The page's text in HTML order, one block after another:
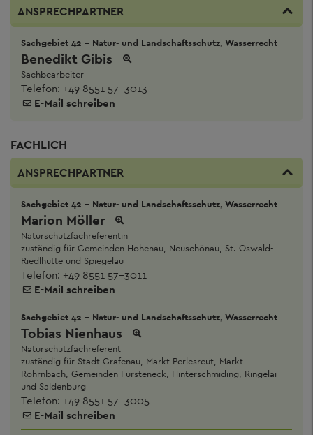
ANSPRECHPARTNER
Sachgebiet 42 - Natur- und Landschaftsschutz, Wasserrecht
Benedikt Gibis
Sachbearbeiter
Telefon: +49 8551 57-3013
E-Mail schreiben
FACHLICH
ANSPRECHPARTNER
Sachgebiet 42 - Natur- und Landschaftsschutz, Wasserrecht
Marion Möller
Naturschutzfachreferentin
zuständig für Gemeinden Hohenau, Neuschönau, St. Oswald-
Riedlhütte und Spiegelau
Telefon: +49 8551 57-3011
E-Mail schreiben
Sachgebiet 42 - Natur- und Landschaftsschutz, Wasserrecht
Tobias Nienhaus
Naturschutzfachreferent
zuständig für Stadt Grafenau, Markt Perlesreut, Markt
Röhrnbach, Gemeinden Fürsteneck, Hinterschmiding, Ringelai
und Saldenburg
Telefon: +49 8551 57-3005
E-Mail schreiben